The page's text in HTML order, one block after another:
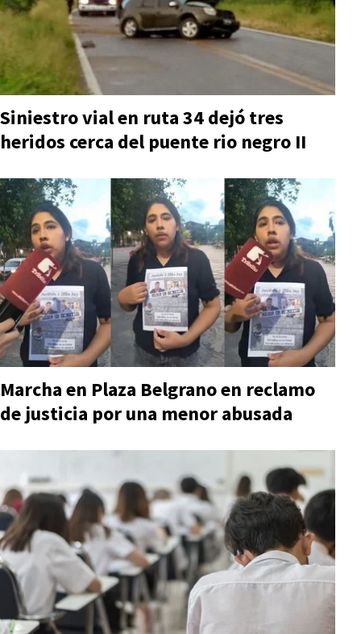
Siniestro vial en ruta 34 dejó tres
heridos cerca del puente rio negro II
Marcha en Plaza Belgrano en reclamo
de justicia por una menor abusada